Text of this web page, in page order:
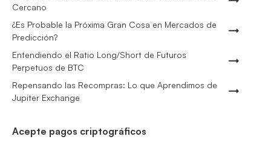
Cercano
¿Es Probable la Próxima Gran Cosa en Mercados de
Predicción?
Entendiendo el Ratio Long/Short de Futuros
Perpetuos de BTC
Repensando las Recompras: Lo que Aprendimos de
Jupiter Exchange
Acepte pagos criptográficos